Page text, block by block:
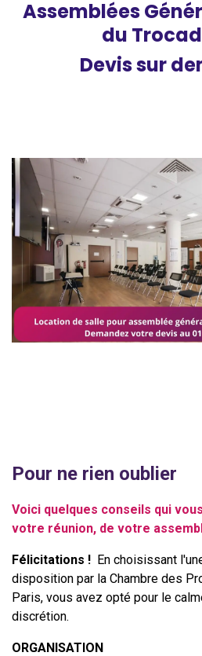
Assemblées
du
Devis sur
Pour ne rien oublier
Voici quelques conseils qui
votre réunion, de votre
Félicitations ! En choisissant
disposition par la Chambre des
Paris, vous avez opté pour le
discrétion.
ORGANISATION